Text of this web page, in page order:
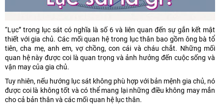
“Lục” trong lục sát có nghĩa là số 6 và liên quan đến sự gắn kết mật
thiết với gia chủ. Các mối quan hệ trong lục thân bao gồm ông bà tổ
tiên, cha mẹ, anh em, vợ chồng, con cái và cháu chắt. Những mối
quan hệ này được coi là quan trọng và ảnh hưởng đến cuộc sống và
vận may của gia chủ.
Tuy nhiên, nếu hướng lục sát không phù hợp với bản mệnh gia chủ, nó
được coi là không tốt và có thể mang lại những điều không may mắn
cho cả bản thân và các mối quan hệ lục thân.